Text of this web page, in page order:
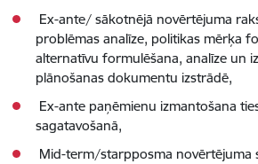
Ex-ante/ sākotnējā novērtējuma
problēmas analīze, politikas mērķa
alternatīvu formulēšana, analīze un
plānošanas dokumentu izstrādē,
Ex-ante paņēmienu izmantošana
sagatavošanā,
Mid-term/starpposma novērtējuma